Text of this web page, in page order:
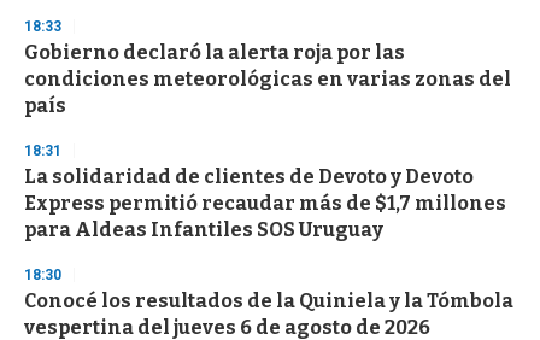
18:33
Gobierno declaró la alerta roja por las
condiciones meteorológicas en varias zonas del
país
18:31
La solidaridad de clientes de Devoto y Devoto
Express permitió recaudar más de $1,7 millones
para Aldeas Infantiles SOS Uruguay
18:30
Conocé los resultados de la Quiniela y la Tómbola
vespertina del jueves 6 de agosto de 2026